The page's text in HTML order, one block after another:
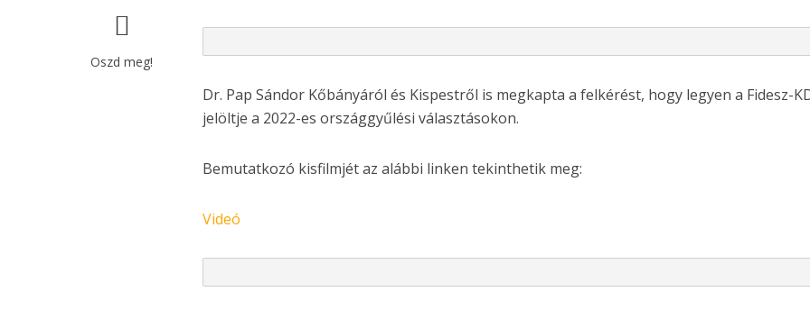
Oszd meg!
Dr. Pap Sándor Kőbányáról és Kispestről is megkapta a felkérést, hogy legyen a Fidesz-
jelöltje a 2022-es országgyűlési választásokon.
Bemutatkozó kisfilmjét az alábbi linken tekinthetik meg:
Videó